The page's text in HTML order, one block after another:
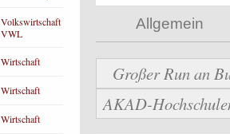
Allgemein
Großer Run an
AKAD-
Volkswirtschaft
VWL
Wirtschaft
Wirtschaft
Wirtschaft